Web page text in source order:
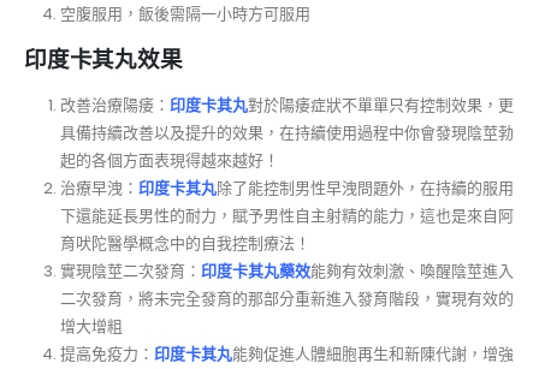
空腹服用，飯後需隔一小時方可服用
印度卡其丸效果
改善治療陽痿： 印度卡其丸對於陽痿症狀不單單只有控制效果，更
具備持續改善以及提升的效果，在持續使用過程中你會發現陰莖勃
起的各個方面表現得越來越好！
治療早洩： 印度卡其丸除了能控制男性早洩問題外，在持續的服用
下還能延長男性的耐力，賦予男性自主射精的能力，這也是來自阿
育吠陀醫學概念中的自我控制療法！
實現陰莖二次發育： 印度卡其丸藥效能夠有效刺激、喚醒陰莖進入
二次發育，將未完全發育的那部分重新進入發育階段，實現有效的
增大增粗
提高免疫力： 印度卡其丸能夠促進人體細胞再生和新陳代謝，增強